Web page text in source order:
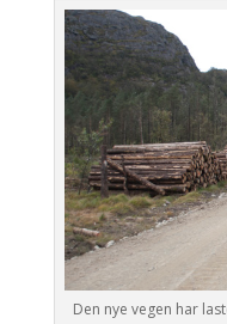
Den nye vegen har